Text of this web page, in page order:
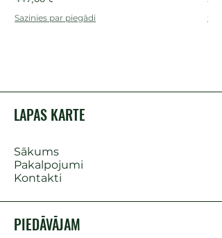
Sazinies par piegādi
LAPAS KARTE
Sākums
Pakalpojumi
Kontakti
PIEDĀVĀJAM